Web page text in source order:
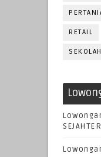
RETAIL
SEKOLAH